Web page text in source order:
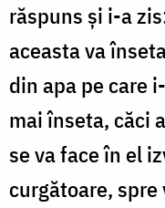
răspuns și i-a
aceasta va
din apa pe care
mai înseta, căci
se va face în el
curgătoare, spre